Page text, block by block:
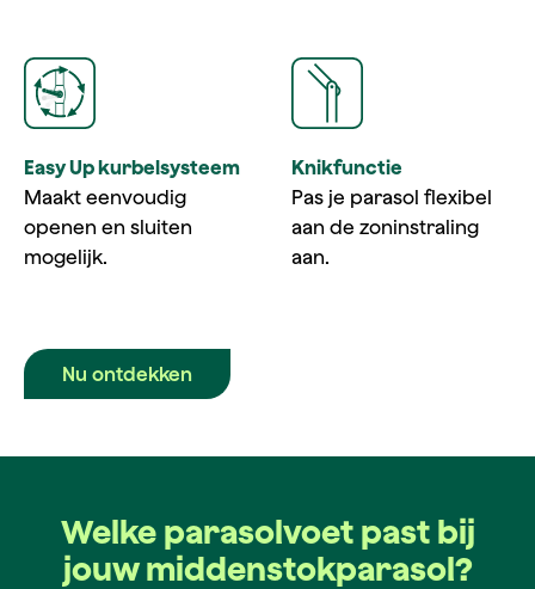
Easy Up kurbelsysteem
Maakt eenvoudig
openen en sluiten
mogelijk.
Knikfunctie
Pas je parasol flexibel
aan de zoninstraling
aan.
Nu ontdekken
Welke parasolvoet past bij
jouw middenstokparasol?